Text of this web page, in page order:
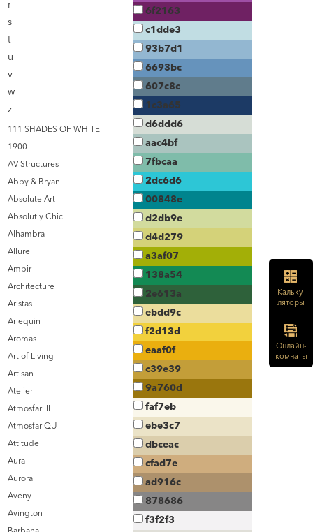
r
s
t
u
v
w
z
111 SHADES OF WHITE
1900
AV Structures
Abby & Bryan
Absolute Art
Absolutly Chic
Alhambra
Allure
Ampir
Architecture
Aristas
Arlequin
Aromas
Art of Living
Artisan
Atelier
Atmosfar III
Atmosfar QU
Attitude
Aura
Aurora
Aveny
Avington
6f2163
c1dde3
93b7d1
6693bc
607c8c
1c3a65
d6ddd6
aac4bf
7fbcaa
2dc6d6
00848e
d2db9e
d4d279
a3af07
138a54
2e613a
ebdd9c
f2d13d
eaaf0f
c39e39
9a760d
faf7eb
ebe3c7
dbceac
cfad7e
ad916c
878686
f3f2f3
Кальку-
ляторы
Онлайн-
комнаты